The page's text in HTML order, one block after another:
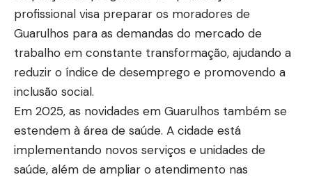
profissional visa preparar os moradores de
Guarulhos para as demandas do mercado de
trabalho em constante transformação, ajudando a
reduzir o índice de desemprego e promovendo a
inclusão social.
Em 2025, as novidades em Guarulhos também se
estendem à área de saúde. A cidade está
implementando novos serviços e unidades de
saúde, além de ampliar o atendimento nas